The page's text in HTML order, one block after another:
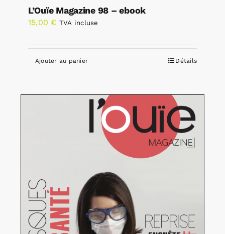
L’Ouïe Magazine 98 – ebook
15,00 € TVA incluse
Ajouter au panier Détails